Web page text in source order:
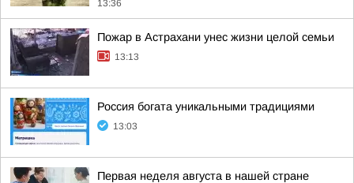
13:36
Пожар в Астрахани унес жизни целой семьи
13:13
Россия богата уникальными традициями
13:03
Первая неделя августа в нашей стране